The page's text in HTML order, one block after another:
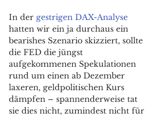
In der gestrigen DAX-Analyse
hatten wir ein ja durchaus ein
bearishes Szenario skizziert, sollte
die FED die jüngst
aufgekommenen Spekulationen
rund um einen ab Dezember
laxeren, geldpolitischen Kurs
dämpfen – spannenderweise tat
sie dies nicht, zumindest nicht für